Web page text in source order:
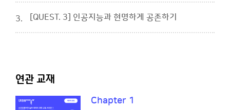
3. [QUEST. 3] 인공지능과 현명하게 공존하기
연관 교재
Chapter 1